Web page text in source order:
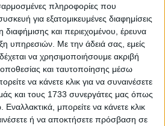
πληροφορίες που
για εξατομικευμένες διαφημίσεις
διαφήμισης και περιεχομένου, έρευνα
υπηρεσιών. Με την άδειά σας, εμείς
να χρησιμοποιήσουμε ακριβή
και ταυτοποίησης μέσω
να κάνετε κλικ για να συναινέσετε
και τους 1733 συνεργάτες μας όπως
μπορείτε να κάνετε κλικ
ή να αποκτήσετε πρόσβαση σε